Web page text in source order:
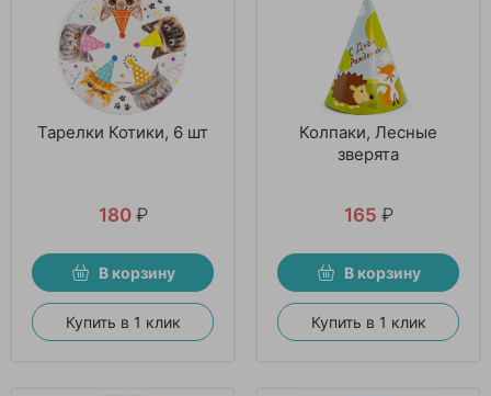
Тарелки Котики, 6 шт
180 ₽
В корзину
Купить в 1 клик
Колпаки, Лесные
зверята
165 ₽
В корзину
Купить в 1 клик